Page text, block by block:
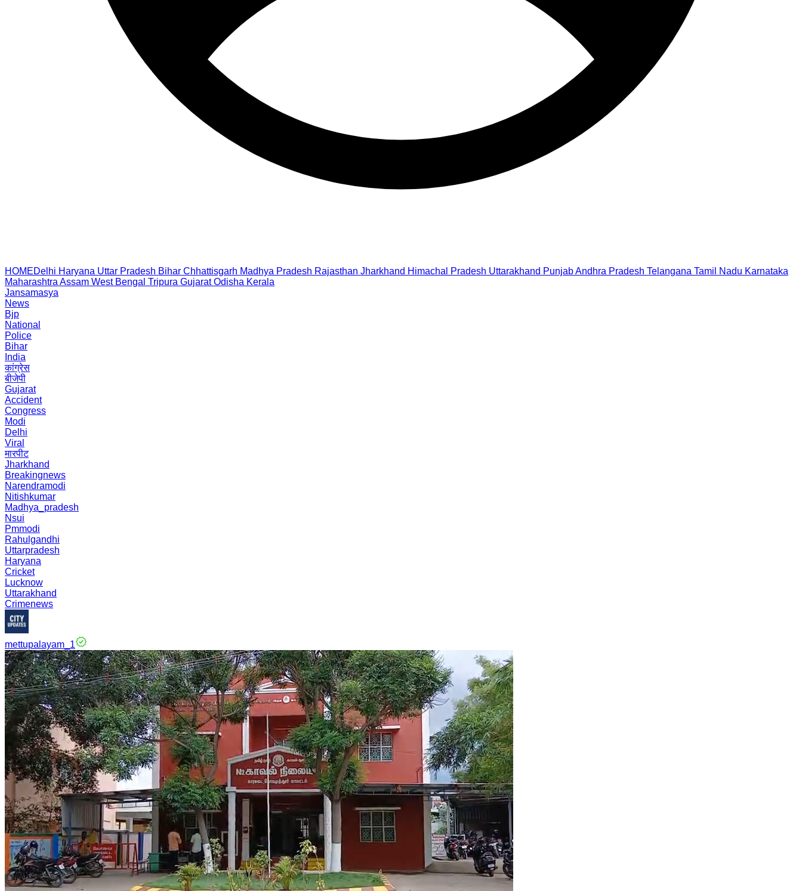
HOMEDelhi Haryana Uttar Pradesh Bihar Chhattisgarh Madhya Pradesh Rajasthan Jharkhand Himachal Pradesh Uttarakhand PunjabAndhra Pradesh Telangana Tamil Nadu Karnataka
Maharashtra Assam West Bengal Tripura Gujarat Odisha Kerala
Jansamasya
News
Bjp
National
Police
Bihar
India
कांग्रेस
बीजेपी
Gujarat
Accident
Congress
Modi
Delhi
Viral
मारपीट
Jharkhand
Breakingnews
Narendramodi
Nitishkumar
Madhya_pradesh
Nsui
Pmmodi
Rahulgandhi
Uttarpradesh
Haryana
Cricket
Lucknow
Uttarakhand
Crimenews
mettupalayam_1